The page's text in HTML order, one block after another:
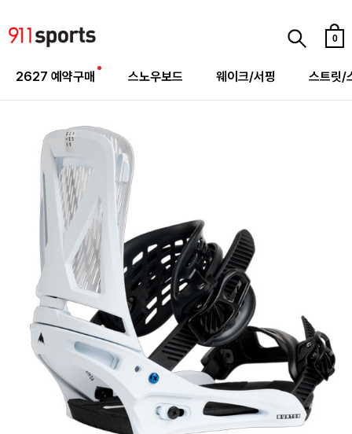
0
2627 예약구매 스노우보드 웨이크/서핑 스트릿/